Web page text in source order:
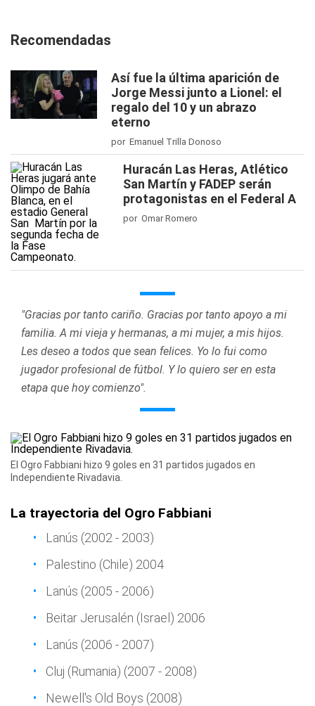
Recomendadas
Así fue la última aparición de
Jorge Messi junto a Lionel: el
regalo del 10 y un abrazo
eterno
por Emanuel Trilla Donoso
Huracán Las Heras, Atlético
San Martín y FADEP serán
protagonistas en el Federal A
por Omar Romero
"Gracias por tanto cariño. Gracias por tanto apoyo a mi
familia. A mi vieja y hermanas, a mi mujer, a mis hijos.
Les deseo a todos que sean felices. Yo lo fui como
jugador profesional de fútbol. Y lo quiero ser en esta
etapa que hoy comienzo".
El Ogro Fabbiani hizo 9 goles en 31 partidos jugados en
Independiente Rivadavia.
La trayectoria del Ogro Fabbiani
Lanús (2002 - 2003)
Palestino (Chile) 2004
Lanús (2005 - 2006)
Beitar Jerusalén (Israel) 2006
Lanús (2006 - 2007)
Cluj (Rumania) (2007 - 2008)
Newell's Old Boys (2008)